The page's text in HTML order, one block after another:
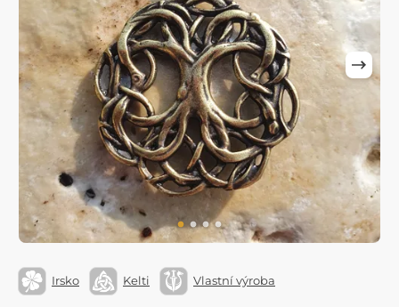
Irsko Kelti Vlastní výroba